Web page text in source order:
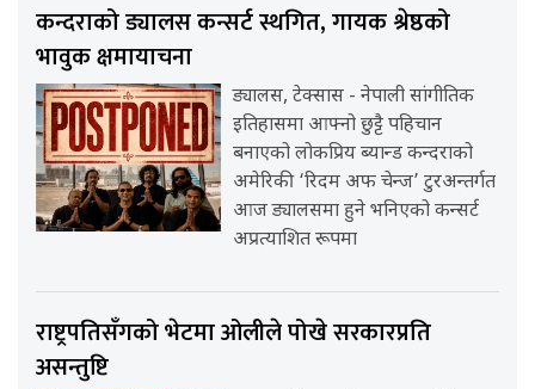
कन्दराको ड्यालस कन्सर्ट स्थगित, गायक श्रेष्ठको
भावुक क्षमायाचना
ड्यालस, टेक्सास - नेपाली सांगीतिक
इतिहासमा आफ्नो छुट्टै पहिचान
बनाएको लोकप्रिय ब्यान्ड कन्दराको
अमेरिकी ‘रिदम अफ चेन्ज’ टुरअन्तर्गत
आज ड्यालसमा हुने भनिएको कन्सर्ट
अप्रत्याशित रूपमा
राष्ट्रपतिसँगको भेटमा ओलीले पोखे सरकारप्रति
असन्तुष्टि